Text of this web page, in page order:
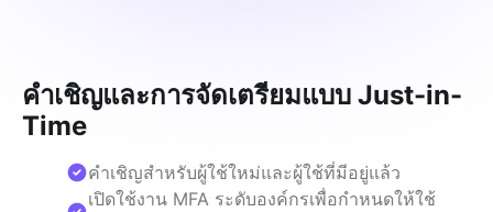
คำเชิญและการจัดเตรียมแบบ Just-in-
Time
คำเชิญสำหรับผู้ใช้ใหม่และผู้ใช้ที่มีอยู่แล้ว
เปิดใช้งาน MFA ระดับองค์กรเพื่อกำหนดให้ใช้